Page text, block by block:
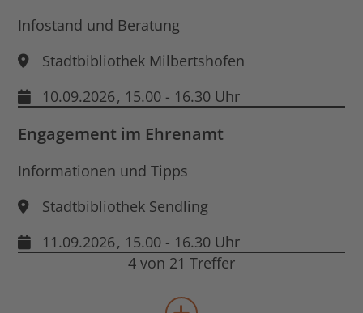
Infostand und Beratung
Stadtbibliothek Milbertshofen
10.09.2026, 15.00 - 16.30 Uhr
Engagement im Ehrenamt
Informationen und Tipps
Stadtbibliothek Sendling
11.09.2026, 15.00 - 16.30 Uhr
4 von 21 Treffer